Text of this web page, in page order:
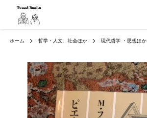
ホーム 哲学・人文、社会ほか 現代哲学 ・思想ほか